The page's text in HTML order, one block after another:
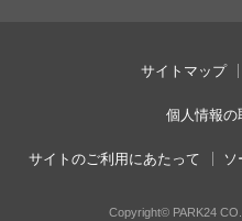
サイトマップ
個人情報の
サイトのご利用にあたって ソ
Copyright© PARK24